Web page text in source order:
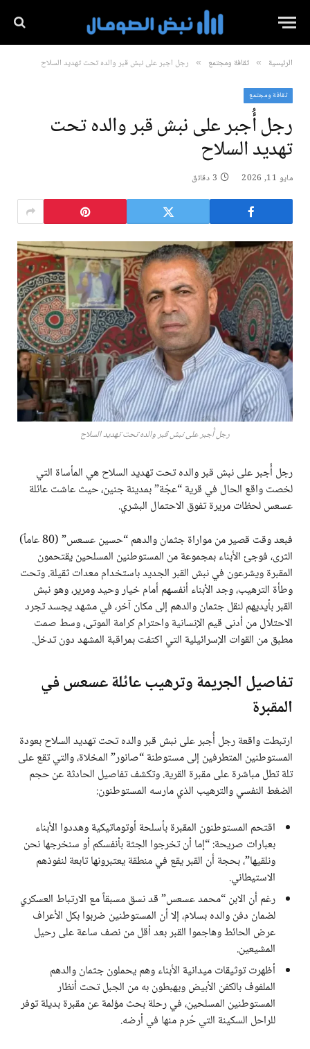
الرئيسية » ثقافة ومجتمع » رجل أُجبر على نبش قبر والده تحت تهديد السلاح
ثقافة ومجتمع
رجل أُجبر على نبش قبر والده تحت
تهديد السلاح
مايو 11, 2026 3 دقائق
رجل أُجبر على نبش قبر والده تحت تهديد السلاح
رجل أُجبر على نبش قبر والده تحت تهديد السلاح هي المأساة التي
لخصت واقع الحال في قرية “عجّة” بمدينة جنين، حيث عاشت عائلة
عسعس لحظات مريرة تفوق الاحتمال البشري.
فبعد وقت قصير من مواراة جثمان والدهم “حسين عسعس” (80 عاماً)
الثرى، فوجئ الأبناء بمجموعة من المستوطنين المسلحين يقتحمون
المقبرة ويشرعون في نبش القبر الجديد باستخدام معدات ثقيلة. وتحت
وطأة الترهيب، وجد الأبناء أنفسهم أمام خيار وحيد ومرير، وهو نبش
القبر بأيديهم لنقل جثمان والدهم إلى مكان آخر، في مشهد يجسد تجرد
الاحتلال من أدنى قيم الإنسانية واحترام كرامة الموتى، وسط صمت
مطبق من القوات الإسرائيلية التي اكتفت بمراقبة المشهد دون تدخل.
تفاصيل الجريمة وترهيب عائلة عسعس في
المقبرة
ارتبطت واقعة رجل أُجبر على نبش قبر والده تحت تهديد السلاح بعودة
المستوطنين المتطرفين إلى مستوطنة “صانور” المخلاة، والتي تقع على
تلة تطل مباشرة على مقبرة القرية. وتكشف تفاصيل الحادثة عن حجم
الضغط النفسي والترهيب الذي مارسه المستوطنون:
اقتحم المستوطنون المقبرة بأسلحة أوتوماتيكية وهددوا الأبناء
بعبارات صريحة: “إما أن تخرجوا الجثة بأنفسكم أو سنخرجها نحن
ونلقيها”، بحجة أن القبر يقع في منطقة يعتبرونها تابعة لنفوذهم
الاستيطاني.
رغم أن الابن “محمد عسعس” قد نسق مسبقاً مع الارتباط العسكري
لضمان دفن والده بسلام، إلا أن المستوطنين ضربوا بكل الأعراف
عرض الحائط وهاجموا القبر بعد أقل من نصف ساعة على رحيل
المشيعين.
أظهرت توثيقات ميدانية الأبناء وهم يحملون جثمان والدهم
الملفوف بالكفن الأبيض ويهبطون به من الجبل تحت أنظار
المستوطنين المسلحين، في رحلة بحث مؤلمة عن مقبرة بديلة توفر
للراحل السكينة التي حُرم منها في أرضه.